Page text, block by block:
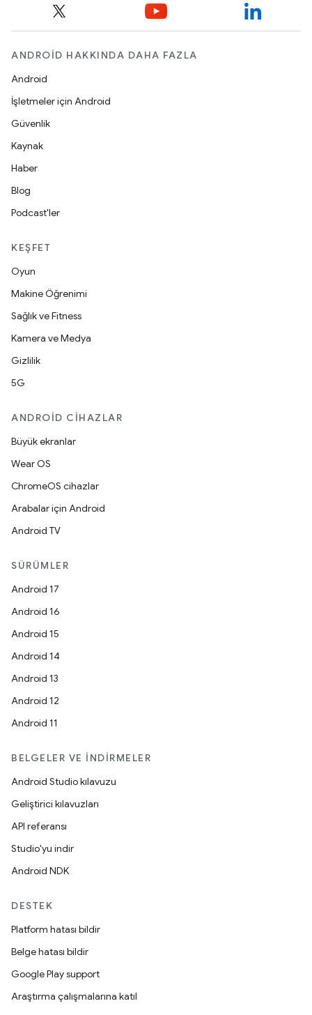
ANDROID HAKKINDA DAHA FAZLA
Android
İşletmeler için Android
Güvenlik
Kaynak
Haber
Blog
Podcast'ler
KEŞFET
Oyun
Makine Öğrenimi
Sağlık ve Fitness
Kamera ve Medya
Gizlilik
5G
ANDROID CIHAZLAR
Büyük ekranlar
Wear OS
ChromeOS cihazlar
Arabalar için Android
Android TV
SÜRÜMLER
Android 17
Android 16
Android 15
Android 14
Android 13
Android 12
Android 11
BELGELER VE İNDIRMELER
Android Studio kılavuzu
Geliştirici kılavuzları
API referansı
Studio'yu indir
Android NDK
DESTEK
Platform hatası bildir
Belge hatası bildir
Google Play support
Araştırma çalışmalarına katıl